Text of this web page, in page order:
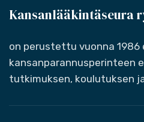
Kansanlääkintäseura
on perustettu vuonna 1986
kansanparannusperinteen
tutkimuksen, koulutuksen